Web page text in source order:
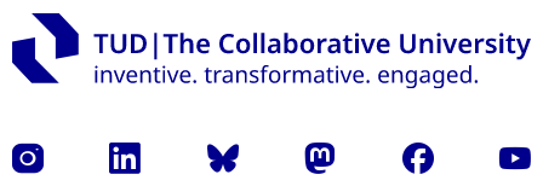
Instagram LinkedIn Bluesky Mastodon Facebook